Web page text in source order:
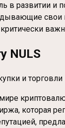
в развитии
свои
критически
NULS
и
которая